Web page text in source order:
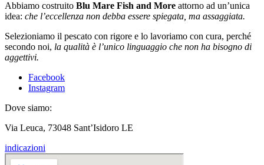
Abbiamo costruito Blu Mare Fish and More attorno ad un’unica
idea: che l’eccellenza non debba essere spiegata, ma assaggiata.
Selezioniamo il pescato con rigore e lo lavoriamo con cura, perché
secondo noi, la qualità è l’unico linguaggio che non ha bisogno di
aggettivi.
Facebook
Instagram
Dove siamo:
Via Leuca, 73048 Sant’Isidoro LE
indicazioni